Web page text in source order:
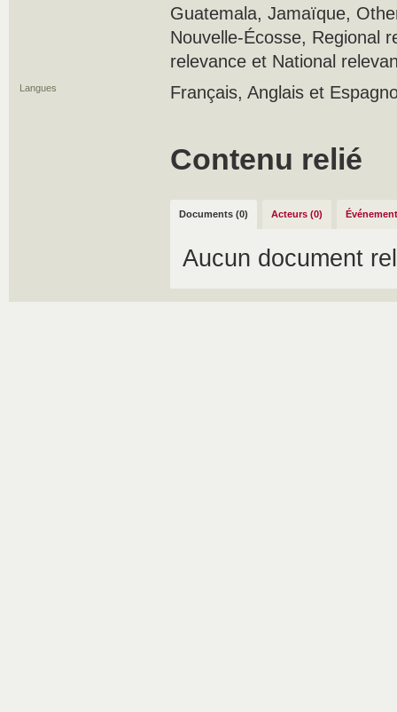
Guatemala, Jamaïque,
Nouvelle-Écosse, Regional
relevance et National
Langues Français, Anglais et
Contenu relié
Documents (0) Acteurs (0)
Aucun document